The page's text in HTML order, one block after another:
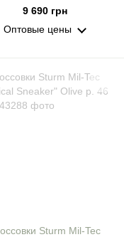
Olive Night/Aloe Wash
9 690 грн
Оптовые цены
Sturm Mil-Tec